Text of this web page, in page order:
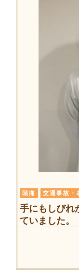
頭痛 交通事故・
手にもしびれ
ていました。